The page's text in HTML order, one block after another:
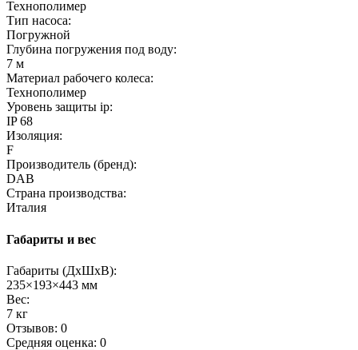
Технополимер
Тип насоса:
Погружной
Глубина погружения под воду:
7 м
Материал рабочего колеса:
Технополимер
Уровень защиты ip:
IP 68
Изоляция:
F
Производитель (бренд):
DAB
Страна производства:
Италия
Габариты и вес
Габариты (ДхШхВ):
235×193×443 мм
Вес:
7 кг
Отзывов: 0
Средняя оценка: 0